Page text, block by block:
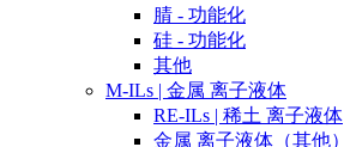
腈 - 功能化
硅 - 功能化
其他
M-ILs | 金属 离子液体
RE-ILs | 稀土 离子液体
金属 离子液体（其他）